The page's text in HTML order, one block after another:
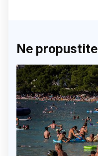
Ne propustite